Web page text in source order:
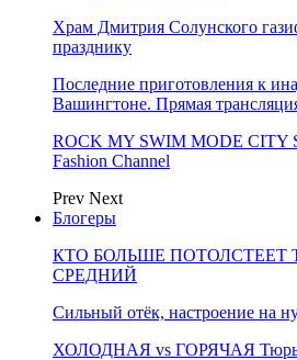
Храм Дмитрия Солунского
празднику
Последние приготовления к
Вашингтоне. Прямая
ROCK MY SWIM MODE CITY
Fashion Channel
Prev Next
Блогеры
КТО БОЛЬШЕ ПОТОЛСТЕЕТ
СРЕДНИЙ
Сильный отёк, настроение на
ХОЛОДНАЯ vs ГОРЯЧАЯ